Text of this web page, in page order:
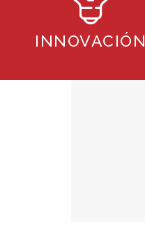
INNOVACIÓN